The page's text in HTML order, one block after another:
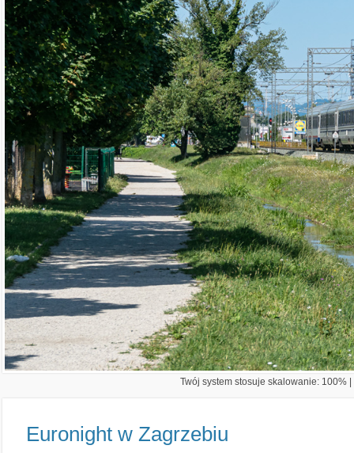
Twój system stosuje skalowanie: 100%
Euronight w Zagrzebiu